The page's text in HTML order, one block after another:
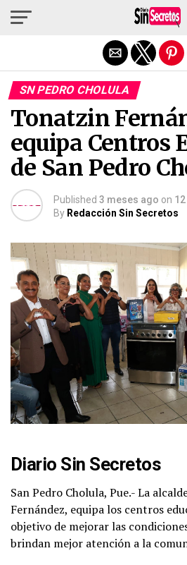
SN PEDRO CHOLULA
Tonatzin
equipa Centros
de San Pedro
Published 3 meses ago on
By Redacción Sin Secretos
Diario Sin Secretos
San Pedro Cholula, Pue.- La
Fernández, equipa los centros
objetivo de mejorar las
brindan mejor atención a la
Salir de la